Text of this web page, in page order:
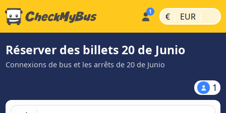
€ | EUR |
Réserver des billets 20 de Junio
Connexions de bus et les arrêts de 20 de Junio
1